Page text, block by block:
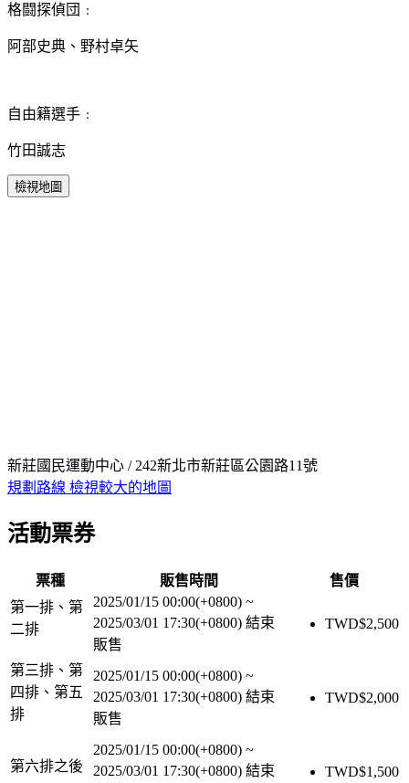
格闘探偵団﹕
阿部史典、野村卓矢
自由籍選手﹕
竹田誠志
檢視地圖
新莊國民運動中心 / 242新北市新莊區公園路11號
規劃路線 檢視較大的地圖
活動票券
票種 販售時間
售價
第一排、第
二排
2025/01/15 00:00(+0800) ~
2025/03/01 17:30(+0800) 結束
販售
TWD$2,500
第三排、第
四排、第五
排
2025/01/15 00:00(+0800) ~
2025/03/01 17:30(+0800) 結束
販售
TWD$2,000
第六排之後
2025/01/15 00:00(+0800) ~
2025/03/01 17:30(+0800) 結束
TWD$1,500